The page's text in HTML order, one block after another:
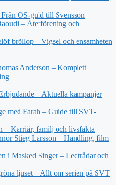
OS-guld till Svensson
– Återförening och
bröllop – Vigsel och ensamheten
Anderson – Komplett
– Aktuella kampanjer
med Farah – Guide till SVT-
– Karriär, familj och livsfakta
Stieg Larsson – Handling, film
i Masked Singer – Ledtrådar och
ljuset – Allt om serien på SVT